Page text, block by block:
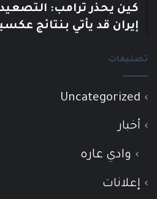
كين يحذر ترامب:
إيران قد يأتي بنتائج
تصنيفات
Uncategorized
أخبار
وادي عاره
إعلانات